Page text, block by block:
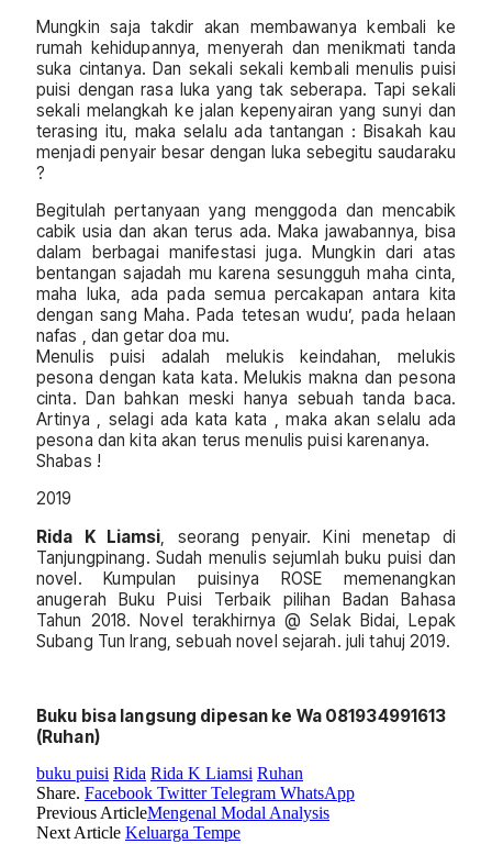
Mungkin saja takdir akan membawanya kembali ke
rumah kehidupannya, menyerah dan menikmati tanda
suka cintanya. Dan sekali sekali kembali menulis puisi
puisi dengan rasa luka yang tak seberapa. Tapi sekali
sekali melangkah ke jalan kepenyairan yang sunyi dan
terasing itu, maka selalu ada tantangan : Bisakah kau
menjadi penyair besar dengan luka sebegitu saudaraku
?
Begitulah pertanyaan yang menggoda dan mencabik
cabik usia dan akan terus ada. Maka jawabannya, bisa
dalam berbagai manifestasi juga. Mungkin dari atas
bentangan sajadah mu karena sesungguh maha cinta,
maha luka, ada pada semua percakapan antara kita
dengan sang Maha. Pada tetesan wudu’, pada helaan
nafas , dan getar doa mu.
Menulis puisi adalah melukis keindahan, melukis
pesona dengan kata kata. Melukis makna dan pesona
cinta. Dan bahkan meski hanya sebuah tanda baca.
Artinya , selagi ada kata kata , maka akan selalu ada
pesona dan kita akan terus menulis puisi karenanya.
Shabas !
2019
Rida K Liamsi , seorang penyair. Kini menetap di
Tanjungpinang. Sudah menulis sejumlah buku puisi dan
novel. Kumpulan puisinya ROSE memenangkan
anugerah Buku Puisi Terbaik pilihan Badan Bahasa
Tahun 2018. Novel terakhirnya @ Selak Bidai, Lepak
Subang Tun Irang, sebuah novel sejarah. juli tahuj 2019.
Buku bisa langsung dipesan ke Wa 081934991613
(Ruhan)
buku puisi Rida Rida K Liamsi Ruhan
Share. Facebook Twitter Telegram WhatsApp
Previous ArticleMengenal Modal Analysis
Next Article Keluarga Tempe